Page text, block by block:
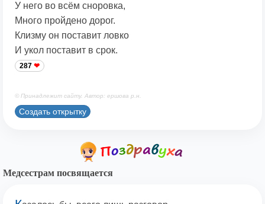
У него во всём сноровка,
Много пройдено дорог.
Клизму он поставит ловко
И укол поставит в срок.
287
© Принадлежит сайту. Автор: ершова р.н.
Создать открытку
Медсестрам посвящается